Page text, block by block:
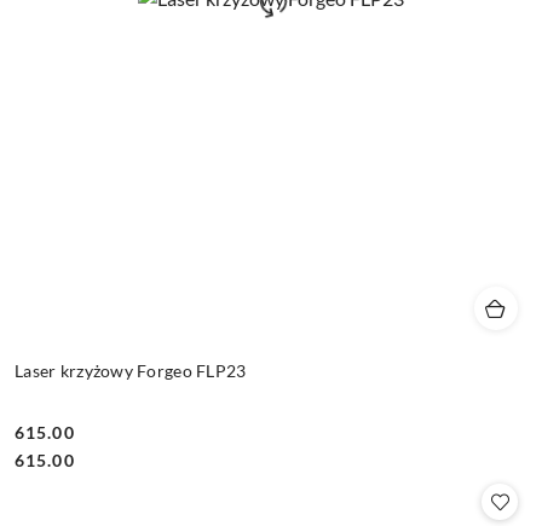
Laser krzyżowy Forgeo FLP23
Cena:
615.00
Cena:
615.00